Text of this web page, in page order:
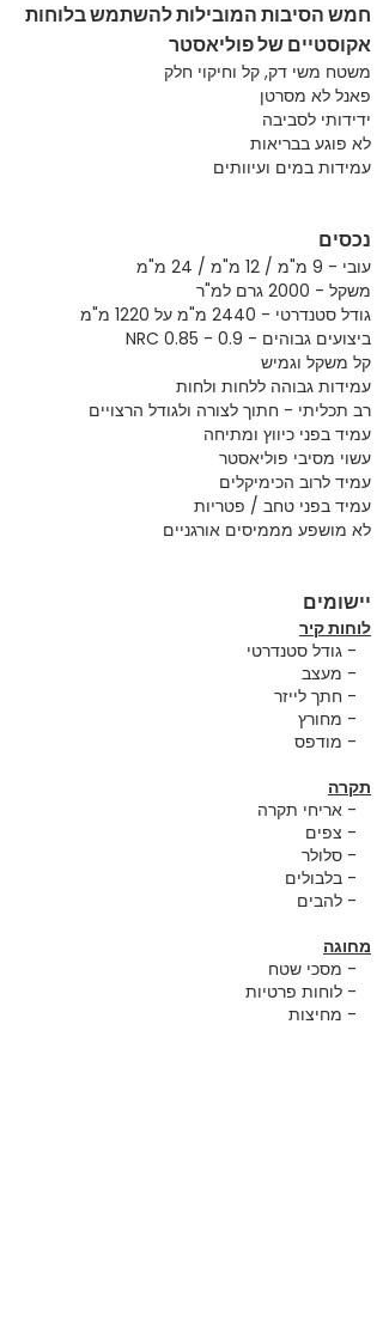
חמש הסיבות המובילות להשתמש בלוחות
אקוסטיים של פוליאסטר
משטח משי דק, קל וחיקוי חלק
פאנל לא מסרטן
ידידותי לסביבה
לא פוגע בבריאות
עמידות במים ועיוותים
נכסים
עובי - 9 מ"מ / 12 מ"מ / 24 מ"מ
משקל - 2000 גרם למ"ר
גודל סטנדרטי - 2440 מ"מ על 1220 מ"מ
ביצועים גבוהים - NRC 0.85 - 0.9
קל משקל וגמיש
עמידות גבוהה ללחות ולחות
רב תכליתי - חתוך לצורה ולגודל הרצויים
עמיד בפני כיווץ ומתיחה
עשוי מסיבי פוליאסטר
עמיד לרוב הכימיקלים
עמיד בפני טחב / פטריות
לא מושפע מממיסים אורגניים
יישומים
לוחות קיר
- גודל סטנדרטי
- מעצב
- חתך לייזר
- מחורץ
- מודפס
תקרה
- אריחי תקרה
- צפים
- סלולר
- בלבולים
- להבים
מחוגה
- מסכי שטח
- לוחות פרטיות
- מחיצות